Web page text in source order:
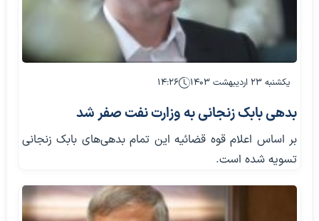
یکشنبه ۲۳ اردیبهشت ۱۴۰۳ ۱۴:۲۶
بدهی بابک زنجانی به وزارت نفت صفر شد
بر اساس اعلام قوه قضائیه این تمام بدهی‌های بابک زنجانی
تسویه شده است.